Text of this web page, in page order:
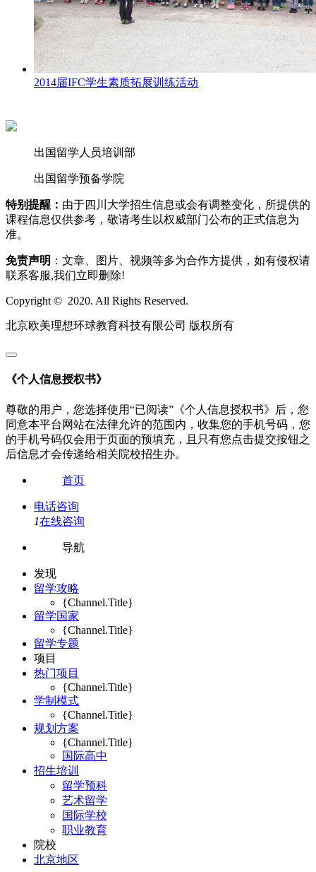
2014届IFC学生素质拓展训练活动
出国留学人员培训部
出国留学预备学院
特别提醒： 由于四川大学招生信息或会有调整变化，所提供的
课程信息仅供参考，敬请考生以权威部门公布的正式信息为
准。
免责声明 ：文章、图片、视频等多为合作方提供，如有侵权请
联系客服,我们立即删除!
Copyright © 2020. All Rights Reserved.
北京欧美理想环球教育科技有限公司 版权所有
《个人信息授权书》
尊敬的用户，您选择使用“已阅读”《个人信息授权书》后，您
同意本平台网站在法律允许的范围内，收集您的手机号码，您
的手机号码仅会用于页面的预填充，且只有您点击提交按钮之
后信息才会传递给相关院校招生办。
首页
电话咨询
1在线咨询
导航
发现
留学攻略
{Channel.Title}
留学国家
{Channel.Title}
留学专题
项目
热门项目
{Channel.Title}
学制模式
{Channel.Title}
规划方案
{Channel.Title}
国际高中
招生培训
留学预科
艺术留学
国际学校
职业教育
院校
北京地区